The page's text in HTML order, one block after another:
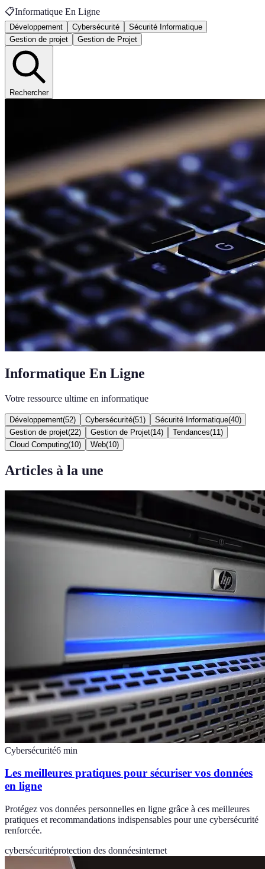
📋Informatique En Ligne
Développement Cybersécurité
Sécurité Informatique
Gestion de projet
Gestion de Projet
Rechercher
Informatique En Ligne
Votre ressource ultime en informatique
Développement(52) Cybersécurité(51 ) Sécurité Informatique(40)
Gestion de projet(22) Gestion de Projet(14) Tendances(11 )
Cloud Computing(10) Web(10)
Articles à la une
Cybersécurité6 min
Les meilleures pratiques pour sécuriser vos données
en ligne
Protégez vos données personnelles en ligne grâce à ces meilleures
pratiques et recommandations indispensables pour une cybersécurité
renforcée.
cybersécuritéprotection des donnéesinternet